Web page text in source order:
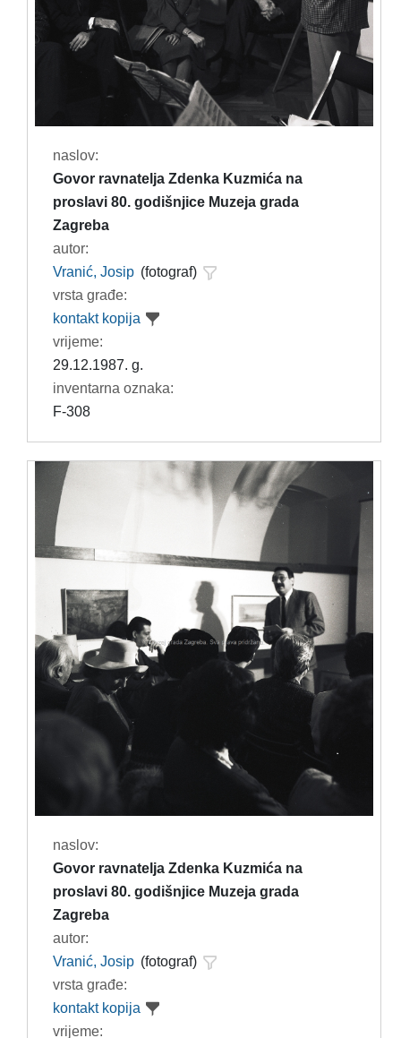
naslov:
Govor ravnatelja Zdenka Kuzmića na
proslavi 80. godišnjice Muzeja grada
Zagreba
autor:
Vranić, Josip (fotograf)
vrsta građe:
kontakt kopija
vrijeme:
29.12.1987. g.
inventarna oznaka:
F-308
naslov:
Govor ravnatelja Zdenka Kuzmića na
proslavi 80. godišnjice Muzeja grada
Zagreba
autor:
Vranić, Josip (fotograf)
vrsta građe:
kontakt kopija
vrijeme: